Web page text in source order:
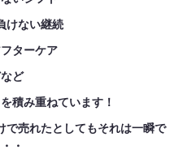
けない継続
ターケア
ど
積み重ねています！
で売れたとしてもそれは一瞬で
・